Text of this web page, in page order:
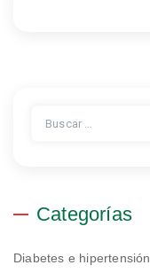
Categorías
Diabetes e hipertensión